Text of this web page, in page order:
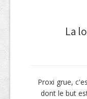
La
Proxi grue,
dont le but